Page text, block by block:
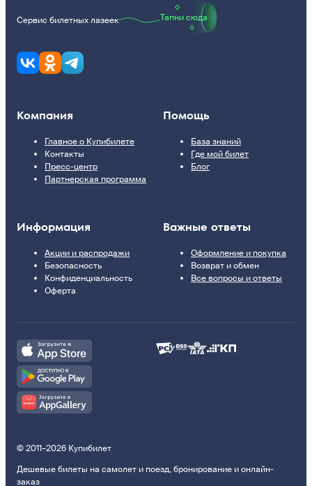
Сервис билетных лазеек Тапни сюда
Компания
Главное о Купибилете
Контакты
Пресс-центр
Партнерская программа
Помощь
База знаний
Где мой билет
Блог
Информация
Акции и распродажи
Безопасность
Конфиденциальность
Оферта
Важные ответы
Оформление и покупка
Возврат и обмен
Все вопросы и ответы
© 2011–2026 Купибилет
Дешевые билеты на самолет и поезд, бронирование и онлайн-
заказ